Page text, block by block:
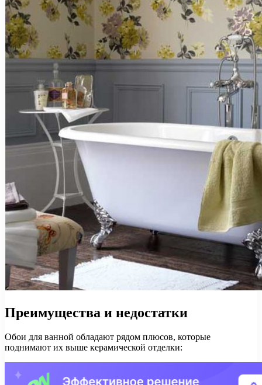
Преимущества и недостатки
Обои для ванной обладают рядом плюсов, которые
поднимают их выше керамической отделки: